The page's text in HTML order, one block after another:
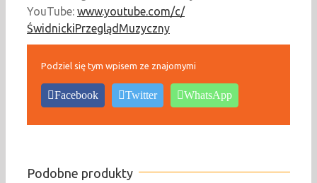
YouTube: www.youtube.com/c/
ŚwidnickiPrzeglądMuzyczny
Podziel się tym wpisem ze znajomymi
Facebook Twitter WhatsApp
Podobne produkty